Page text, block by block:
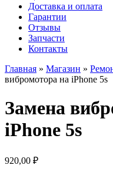
Доставка и оплата
Гарантии
Отзывы
Запчасти
Контакты
Главная » Магазин »
вибромотора на iPhone 5s
Замена
iPhone 5s
920,00 ₽